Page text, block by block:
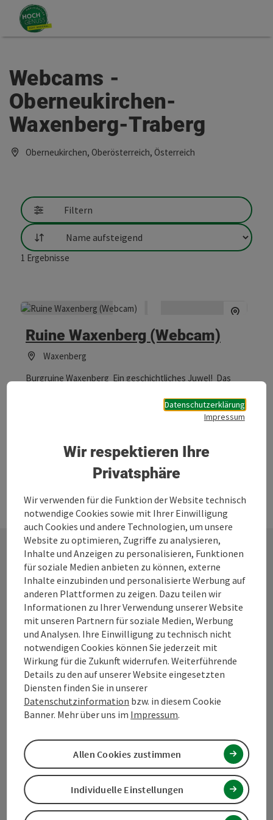
Zum Inhalt
Zum Seitenanfang
Webcams -
Oberneukirchen-
Waxenberg-Traberg
Oberneukirchen, Oberösterreich, Österreich
Filtern
Sortierung
1 Ergebnisse
Ruine Waxenberg (Webcam)
Waxenberg
Burgruine Waxenberg Ein geschichtliches Juwel! Das
Burganlagen des Mühlviertels und bietet einen
Panoramablick in die Alpen. Sie wurde in den letzten 15
Burgführungen und Fackelwanderungen sind möglich.
Ansprechpartner Josef Keplinger Mobil: 0650 / 88 04 182 E-
Mail: u.keplinger@eduhi.at
Kontakt
Tourismusverband Mühlviertel
Hauptplatz 19
4190 Bad Leonfelden
+43 5 07263 - 100
info@muehlviertel.at
Datenschutzerklärung
Impressum
Wir respektieren Ihre
Privatsphäre
Wir verwenden für die Funktion der Website technisch
notwendige Cookies sowie mit Ihrer Einwilligung
auch Cookies und andere Technologien, um unsere
Website zu optimieren, Zugriffe zu analysieren,
Inhalte und Anzeigen zu personalisieren, Funktionen
für soziale Medien anbieten zu können, externe
Inhalte einzubinden und personalisierte Werbung auf
anderen Plattformen zu zeigen. Dazu teilen wir
Informationen zu Ihrer Verwendung unserer Website
mit unseren Partnern für soziale Medien, Werbung
und Analysen. Ihre Einwilligung zu technisch nicht
notwendigen Cookies können Sie jederzeit mit
Wirkung für die Zukunft widerrufen. Weiterführende
Details zu den auf unserer Website eingesetzten
Diensten finden Sie in unserer
Datenschutzinformation bzw. in diesem Cookie
Banner. Mehr über uns im Impressum.
Individuelle Einstellungen
Allen Cookies zustimmen